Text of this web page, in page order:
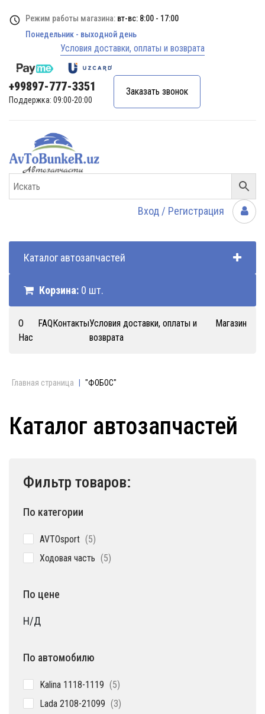
Режим работы магазина: вт-вс: 8:00 - 17:00
Понедельник - выходной день
Условия доставки, оплаты и возврата
+99897-777-3351
Поддержка: 09:00-20:00
Заказать звонок
Вход / Регистрация
Каталог автозапчастей
Корзина: 0 шт.
О
Нас
FAQКонтактыУсловия доставки, оплаты и
возврата
Магазин
Главная страница "ФОБОС"
Каталог автозапчастей
Фильтр товаров:
По категории
AVTOsport 55
Ходовая часть 55
По цене
Н/Д
По автомобилю
Kalina 1118-1119 55
Lada 2108-21099 33